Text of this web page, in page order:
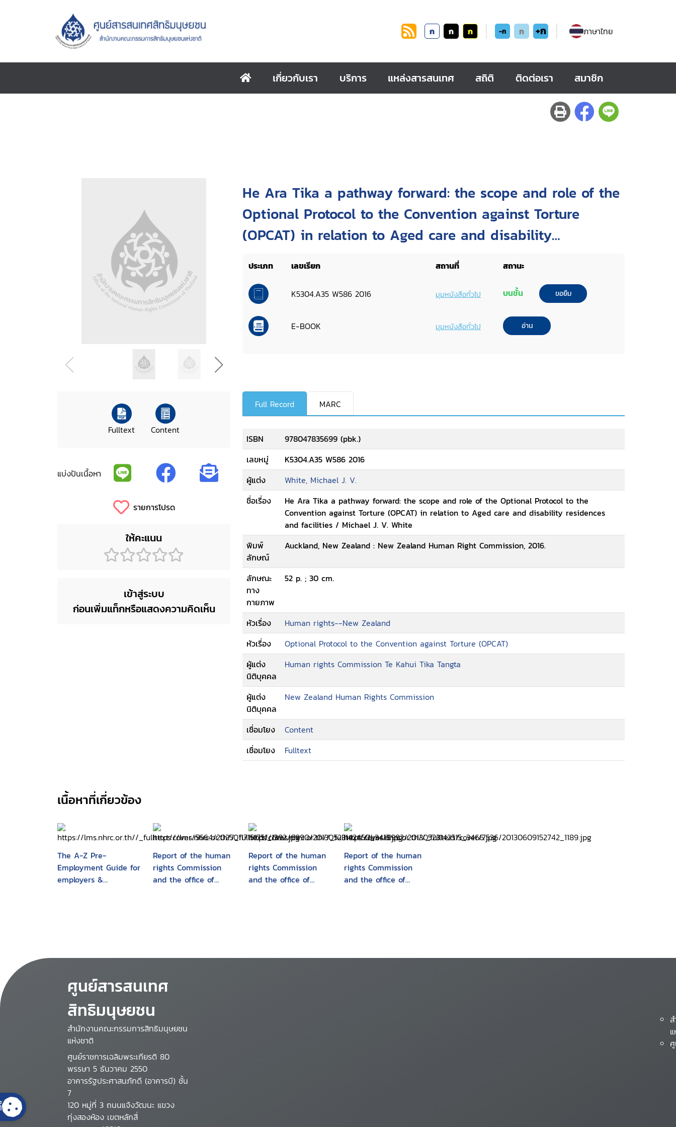
ก ก ก -ก ก +ก ภาษาไทย
เกี่ยวกับเรา บริการ แหล่งสารสนเทศ สถิติ ติดต่อเรา สมาชิก
He Ara Tika a pathway forward: the scope and role of the
Optional Protocol to the Convention against Torture
(OPCAT) in relation to Aged care and disability
residences and facilities
ประเภท เลขเรียก สถานที่ สถานะ
K5304.A35 W586 2016 มุมหนังสือทั่วไป บนชั้น ขอยืม
E-BOOK มุมหนังสือทั่วไป อ่าน
Fulltext Content
แบ่งปันเนื้อหา
รายการโปรด
ให้คะแนน
เข้าสู่ระบบ
ก่อนเพิ่มแท็กหรือแสดงความคิดเห็น
Full Record MARC
ISBN
978047835699 (pbk.)
เลขหมู่
K5304.A35 W586 2016
ผู้แต่ง
White, Michael J. V.
ชื่อเรื่อง
He Ara Tika a pathway forward: the scope and role of the Optional Protocol to the
Convention against Torture (OPCAT) in relation to Aged care and disability residences
and facilities / Michael J. V. White
พิมพ์
ลักษณ์
Auckland, New Zealand : New Zealand Human Right Commission, 2016.
ลักษณะ
ทาง
กายภาพ
52 p. ; 30 cm.
หัวเรื่อง
Human rights--New Zealand
หัวเรื่อง
Optional Protocol to the Convention against Torture (OPCAT)
ผู้แต่ง
นิติบุคคล
Human rights Commission Te Kahui Tika Tangta
ผู้แต่ง
นิติบุคคล
New Zealand Human Rights Commission
เชื่อมโยง
Content
เชื่อมโยง
Fulltext
เนื้อหาที่เกี่ยวข้อง
The A-Z Pre-
Employment Guide for
employers &
Report of the human
rights Commission
and the office of
Report of the human
rights Commission
and the office of
Report of the human
rights Commission
and the office of
ศูนย์สารสนเทศ
สิทธิมนุษยชน
สำนักงานคณะกรรมการสิทธิมนุษยชน
แห่งชาติ
ศูนย์ราชการเฉลิมพระเกียรติ 80
พรรษา 5 ธันวาคม 2550
อาคารรัฐประศาสนภักดี (อาคารบี) ชั้น
7
120 หมู่ที่ 3 ถนนแจ้งวัฒนะ แขวง
ทุ่งสองห้อง เขตหลักสี่